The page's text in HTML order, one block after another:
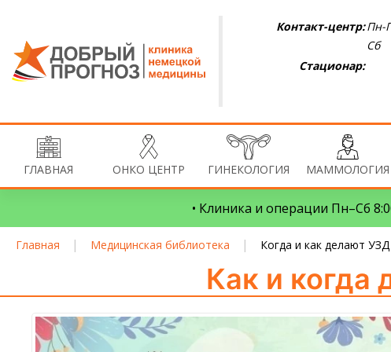
Контакт-центр:Пн-
Сб
Стационар:
ГЛАВНАЯ ОНКО ЦЕНТР ГИНЕКОЛОГИЯ МАММОЛОГИЯ
• Клиника и операции Пн–Сб
Главная | Медицинская библиотека | Когда и как делают
Как и когда